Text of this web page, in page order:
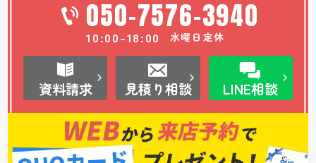
050-7576-3940
10:00-18:00 水曜日定休
資料請求 見積り相談 LINE相談